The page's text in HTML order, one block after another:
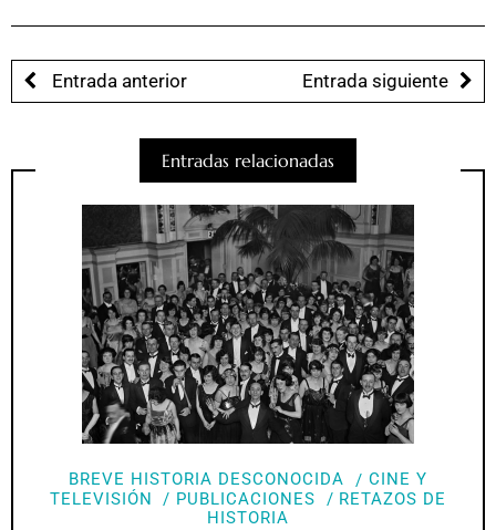
Entrada anterior Entrada siguiente
Entradas relacionadas
BREVE HISTORIA DESCONOCIDA
CINE Y
TELEVISIÓN
PUBLICACIONES
RETAZOS DE
HISTORIA